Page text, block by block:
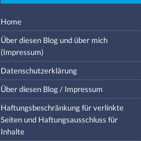
Home
Über diesen Blog und über mich
(Impressum)
Datenschutzerklärung
Über diesen Blog / Impressum
Haftungsbeschränkung für verlinkte
Seiten und Haftungsausschluss für
Inhalte